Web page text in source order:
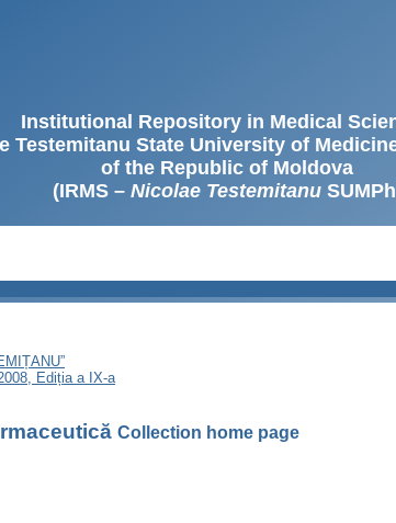
Institutional Repository in Medical
Testemitanu State University of
of the Republic of Moldova
(IRMS – Nicolae Testemitanu
Ediția a IX-a
Collection home page